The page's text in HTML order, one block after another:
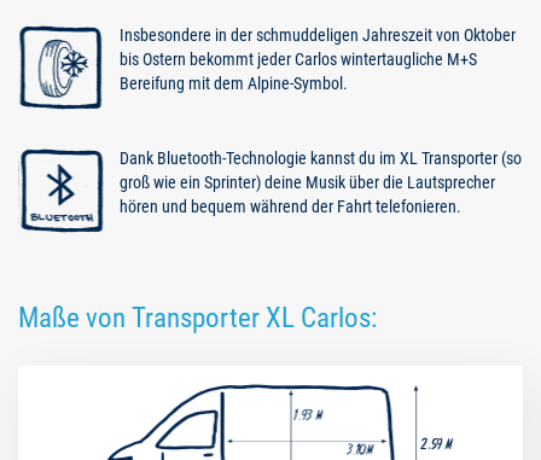
Insbesondere in der schmuddeligen Jahreszeit von Oktober
bis Ostern bekommt jeder Carlos wintertaugliche M+S
Bereifung mit dem Alpine-Symbol.
Dank Bluetooth-Technologie kannst du im XL Transporter (so
groß wie ein Sprinter) deine Musik über die Lautsprecher
hören und bequem während der Fahrt telefonieren.
Maße von Transporter XL Carlos: